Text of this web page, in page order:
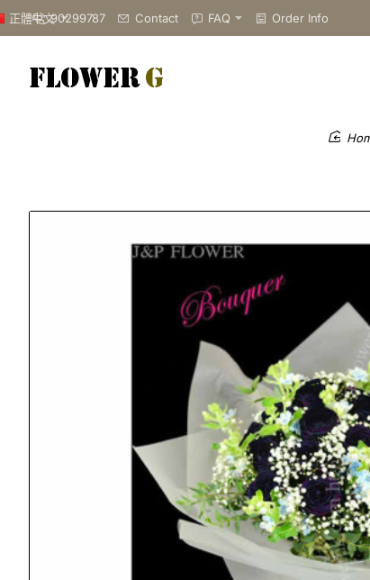
90299787 Contact FAQ Order Info
正體中文